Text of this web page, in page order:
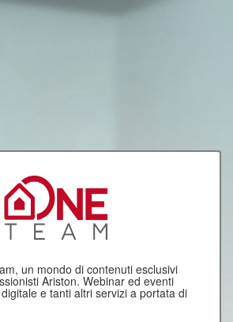
un mondo di contenuti esclusivi
Ariston. Webinar ed eventi
e tanti altri servizi a portata di